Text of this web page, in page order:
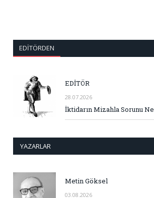
EDITÖRDEN
EDİTÖR
28.07.2026
İktidarın Mizahla Sorunu Ne
YAZARLAR
Metin Göksel
03.08.2026